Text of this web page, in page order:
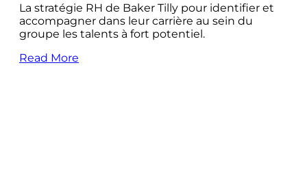
La stratégie RH de Baker Tilly pour identifier et
accompagner dans leur carrière au sein du
groupe les talents à fort potentiel.
Read More